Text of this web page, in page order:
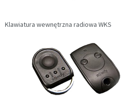
Klawiatura wewnętrzna radiowa WKS